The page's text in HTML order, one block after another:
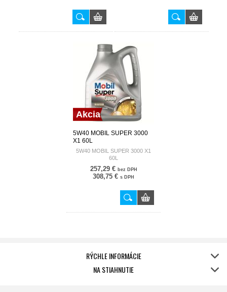
Akcia
5W40 MOBIL SUPER 3000
X1 60L
5W40 MOBIL SUPER 3000 X1
60L
257,29 € bez DPH
308,75 € s DPH
RÝCHLE INFORMÁCIE
NA STIAHNUTIE